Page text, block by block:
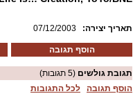
07/12/2003 :תאריך יצירה
הוסף תגובה
תגובת גולשים (5 תגובות)
הוסף תגובה
לכל התגובות